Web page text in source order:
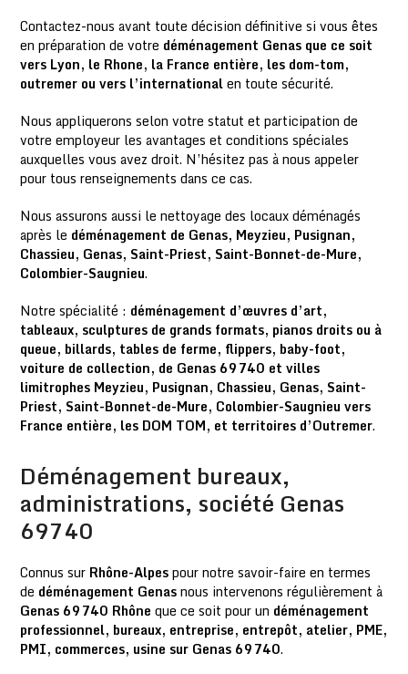
Contactez-nous avant toute décision définitive si vous êtes
en préparation de votre déménagement Genas que ce soit
vers Lyon, le Rhone, la France entière, les dom-tom,
outremer ou vers l’internationalen toute sécurité.
Nous appliquerons selon votre statut et participation de
votre employeur les avantages et conditions spéciales
auxquelles vous avez droit. N’hésitez pas à nous appeler
pour tous renseignements dans ce cas.
Nous assurons aussi le nettoyage des locaux déménagés
après le déménagement de Genas, Meyzieu, Pusignan,
Chassieu, Genas, Saint-Priest, Saint-Bonnet-de-Mure,
Colombier-Saugnieu.
Notre spécialité : déménagement d’œuvres d’art,
tableaux, sculptures de grands formats, pianos droits ou à
queue, billards, tables de ferme, flippers, baby-foot,
voiture de collection, de Genas 69740 et villes
limitrophes Meyzieu, Pusignan, Chassieu, Genas, Saint-
Priest, Saint-Bonnet-de-Mure, Colombier-Saugnieu vers
France entière, les DOM TOM, et territoires d’Outremer.
Déménagement bureaux,
administrations, société Genas
69740
Connus sur Rhône-Alpespour notre savoir-faire en termes
de déménagement Genasnous intervenons régulièrement à
Genas 69740 Rhône que ce soit pour un déménagement
professionnel, bureaux, entreprise, entrepôt, atelier, PME,
PMI, commerces, usine sur Genas 69740.